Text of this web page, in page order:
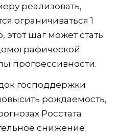
реализовать,
ограничиваться 1
этот шаг может стать
прогрессивности.
господдержки
рождаемость,
Росстата
снижение